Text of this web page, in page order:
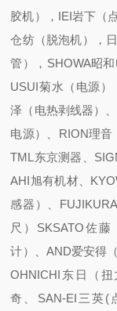
胶机），IEI岩下（
仓纺（脱泡机），
管），SHOWA昭
USUI菊水（电源）
泽（电热剥线器）
电源）、RION理音
TML东京测器、
AHI旭有机材、
感器）、
尺）SKSATO佐
计）、AND爱安得
OHNICHI东日（
奇、SAN-EI三英(